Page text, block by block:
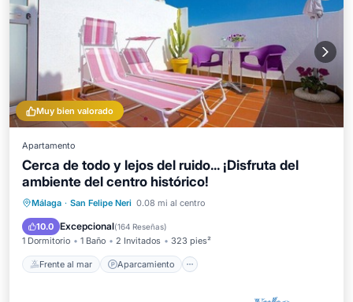
Muy bien valorado
Apartamento
Cerca de todo y lejos del ruido... ¡Disfruta del
ambiente del centro histórico!
Málaga · San Felipe Neri 0.08 mi al centro
10.0 Excepcional(164 Reseñas)
1 Dormitorio 1 Baño 2 Invitados 323 pies²
Frente al mar Aparcamiento
Frente al mar
Aparcamiento
Vista al mar
Balcón/Terraza